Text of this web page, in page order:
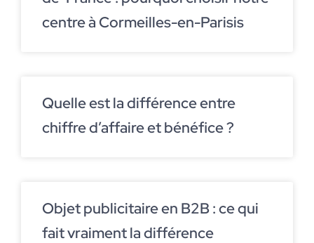
centre à Cormeilles-en-Parisis
Quelle est la différence entre
chiffre d’affaire et bénéfice ?
Objet publicitaire en B2B : ce qui
fait vraiment la différence